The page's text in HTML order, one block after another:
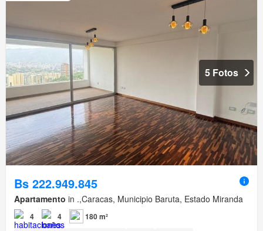
5 Fotos
Bs 222.949.845
Apartamento in .,Caracas, Municipio Baruta, Estado Miranda
4 4 180 m²